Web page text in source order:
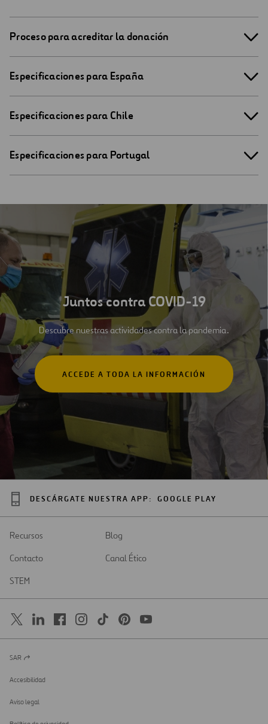
Proceso para acreditar la donación
Especificaciones para España
Especificaciones para Chile
Especificaciones para Portugal
Juntos contra COVID-19
Descubre nuestras actividades contra la pandemia.
ACCEDE A TODA LA INFORMACIÓN
DESCÁRGATE NUESTRA APP: GOOGLE PLAY
Recursos
Blog
Contacto
Canal Ético
STEM
Abrir
una
nueva
SAR
Accesibilidad
Aviso legal